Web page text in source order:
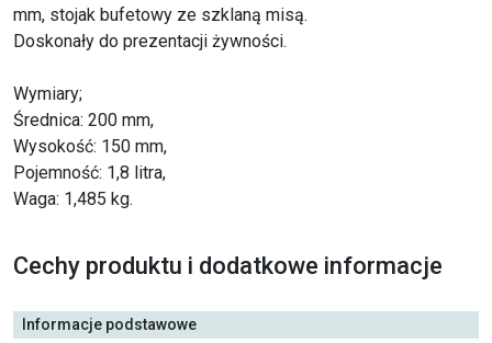
mm, stojak bufetowy ze szklaną misą.
Doskonały do prezentacji żywności.
Wymiary;
Średnica: 200 mm,
Wysokość: 150 mm,
Pojemność: 1,8 litra,
Waga: 1,485 kg.
Cechy produktu i dodatkowe informacje
Informacje podstawowe